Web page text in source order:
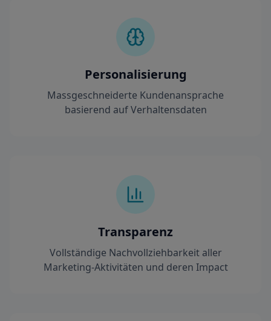
Personalisierung
Massgeschneiderte Kundenansprache
basierend auf Verhaltensdaten
Transparenz
Vollständige Nachvollziehbarkeit aller
Marketing-Aktivitäten und deren Impact